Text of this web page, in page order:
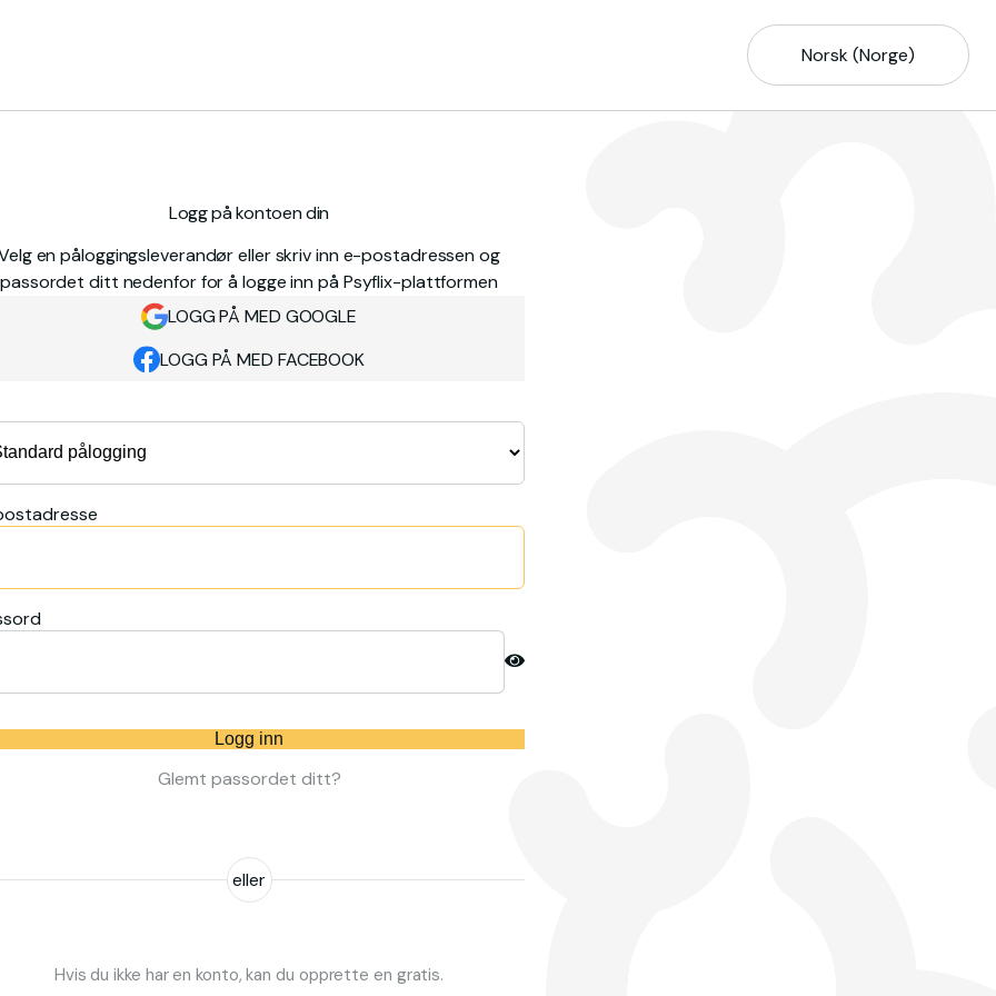
Norsk (Norge)
Logg på kontoen din
en påloggingsleverandør eller skriv inn e-postadressen og
passordet ditt nedenfor for å logge inn på Psyflix-plattformen
LOGG PÅ MED GOOGLE
LOGG PÅ MED FACEBOOK
Logg inn
Glemt passordet ditt?
eller
Hvis du ikke har en konto, kan du opprette en gratis.